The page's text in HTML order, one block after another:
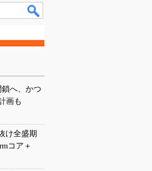
へ、かつ
画も
け全盛期
コア＋